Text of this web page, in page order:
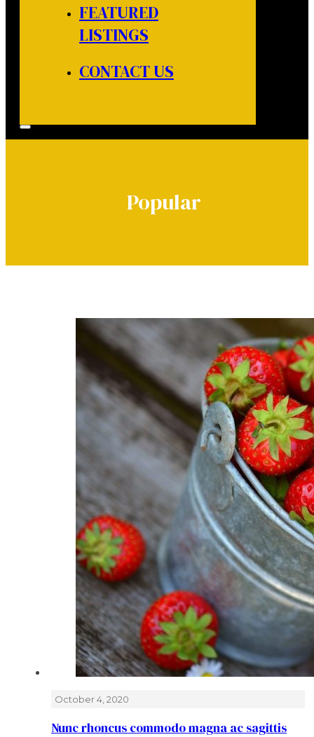
FEATURED
LISTINGS
CONTACT US
Popular
October 4, 2020
Nunc rhoncus commodo magna ac sagittis